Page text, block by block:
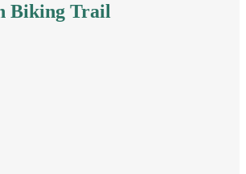
Biking Trail